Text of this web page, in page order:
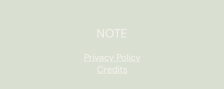
NOTE
Privacy Policy
Credits